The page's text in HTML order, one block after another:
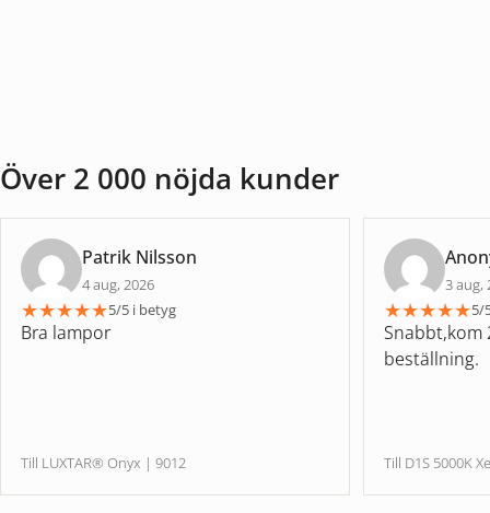
Över 2 000 nöjda kunder
Patrik Nilsson
4 aug, 2026
★★★★★5/5 i betyg
Bra lampor
Till LUXTAR® Onyx | 9012
3 aug,
★★★★★5/
Snabbt,kom
beställning.
Till D1S 5000K